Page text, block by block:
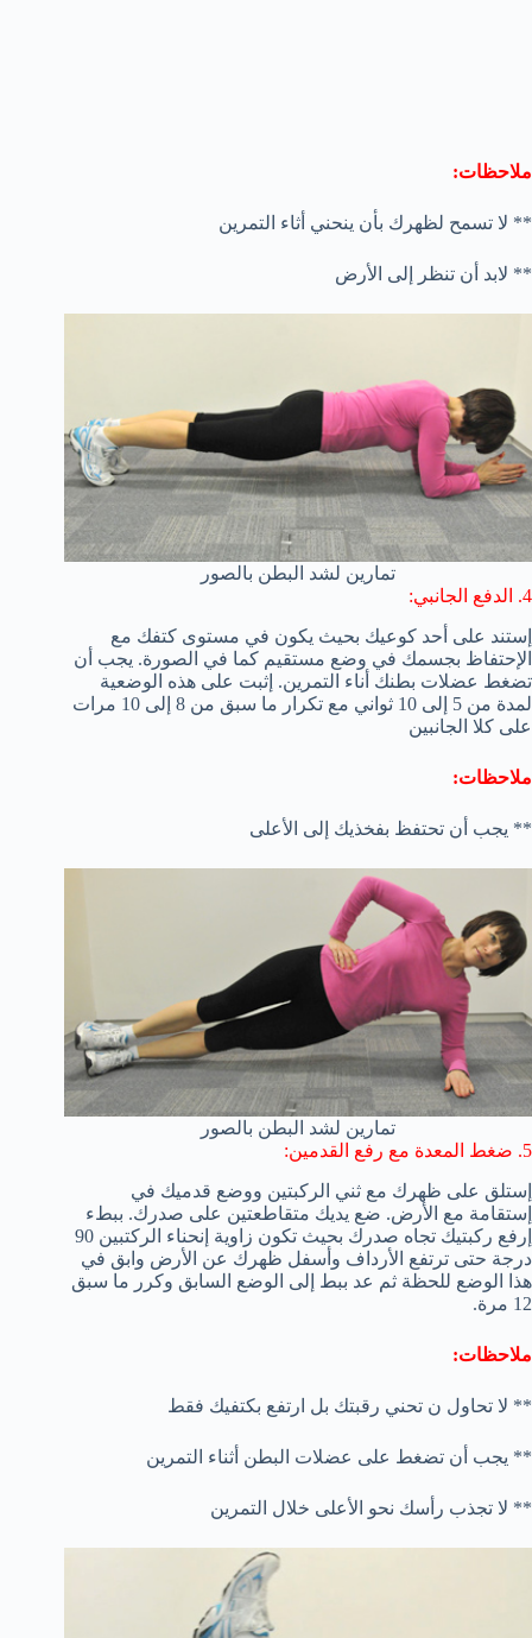
ملاحظات:
** لا تسمح لظهرك بأن ينحني أثاء التمرين
** لابد أن تنظر إلى الأرض
تمارين لشد البطن بالصور
4. الدفع الجانبي:
إستند على أحد كوعيك بحيث يكون في مستوى كتفك مع
الإحتفاظ بجسمك في وضع مستقيم كما في الصورة. يجب أن
تضغط عضلات بطنك أناء التمرين. إثبت على هذه الوضعية
لمدة من 5 إلى 10 ثواني مع تكرار ما سبق من 8 إلى 10 مرات
على كلا الجانبين
ملاحظات:
** يجب أن تحتفظ بفخذيك إلى الأعلى
تمارين لشد البطن بالصور
5. ضغط المعدة مع رفع القدمين:
إستلق على ظهرك مع ثني الركبتين ووضع قدميك في
إستقامة مع الأرض. ضع يديك متقاطعتين على صدرك. ببطء
إرفع ركبتيك تجاه صدرك بحيث تكون زاوية إنحناء الركتبين 90
درجة حتى ترتفع الأرداف وأسفل ظهرك عن الأرض وابق في
هذا الوضع للحظة ثم عد ببط إلى الوضع السابق وكرر ما سبق
12 مرة.
ملاحظات:
** لا تحاول ن تحني رقبتك بل ارتفع بكتفيك فقط
** يجب أن تضغط على عضلات البطن أثناء التمرين
** لا تجذب رأسك نحو الأعلى خلال التمرين